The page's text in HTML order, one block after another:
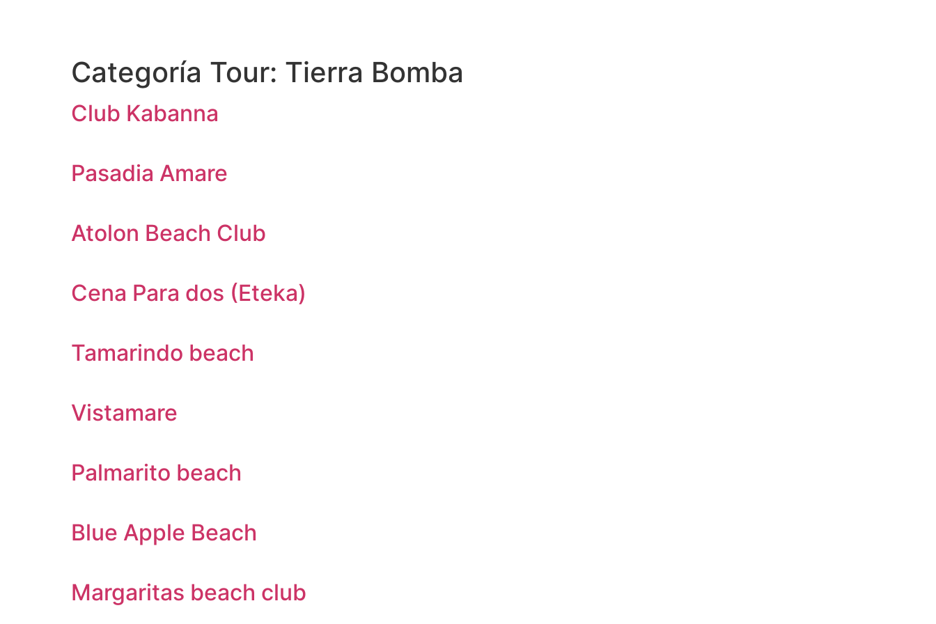
Categoría Tour: Tierra Bomba
Club Kabanna
Pasadia Amare
Atolon Beach Club
Cena Para dos (Eteka)
Tamarindo beach
Vistamare
Palmarito beach
Blue Apple Beach
Margaritas beach club